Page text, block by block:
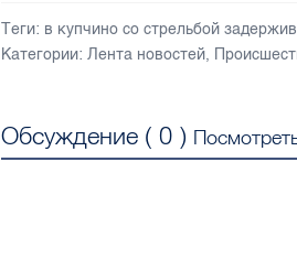
Теги: в купчино со стрельбой
Категории: Лента новостей,
Обсуждение (0 )